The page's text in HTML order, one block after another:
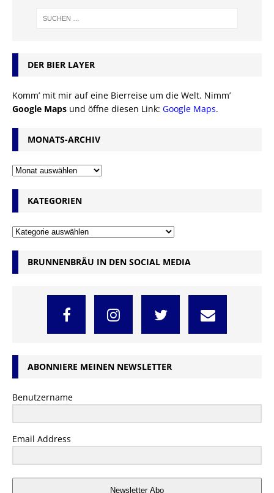
DER BIER LAYER
Komm’ mit mir auf eine Bierreise um die Welt. Nimm’
Google Maps und öffne diesen Link: Google Maps.
MONATS-ARCHIV
KATEGORIEN
BRUNNENBRÄU IN DEN SOCIAL MEDIA
ABONNIERE MEINEN NEWSLETTER
Benutzername
Email Address
Newsletter Abo